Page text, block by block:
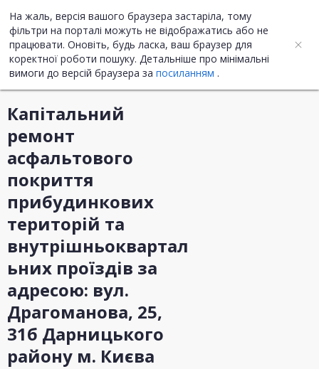
На жаль, версія вашого браузера застаріла, тому
фільтри на порталі можуть не відображатись або не
працювати. Оновіть, будь ласка, ваш браузер для
коректної роботи пошуку. Детальніше про мінімальні
вимоги до версій браузера за посиланням .
UA ENG
Інформація про закупівлю
Капітальний
ремонт
асфальтового
покриття
прибудинкових
територій та
внутрішньоквартал
ьних проїздів за
адресою: вул.
Драгоманова, 25,
31б Дарницького
району м. Києва